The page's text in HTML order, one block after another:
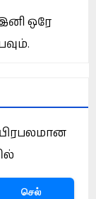
ஒரே
செல்